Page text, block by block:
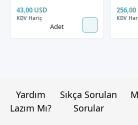
43,00 USD
KDV Hariç
Adet
256,00
KDV
Yardım
Lazım Mı?
Sıkça Sorulan
Sorular